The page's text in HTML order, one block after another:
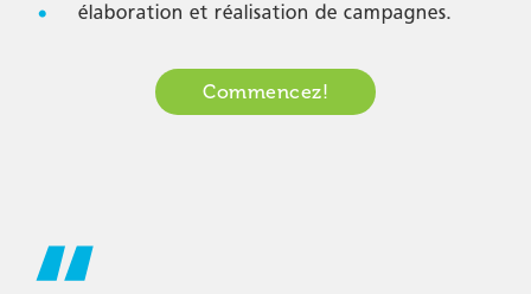
élaboration et réalisation de campagnes.
Commencez!